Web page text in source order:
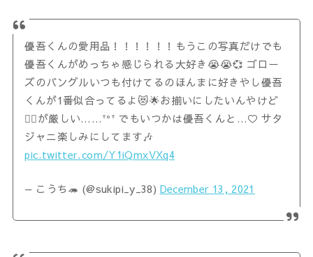
優吾くんの愛用品！！！！！！もうこの写真だけでも
優吾くんがめっちゃ感じられる大好き😭😭💞 ゴロー
ズのバングルいつも付けてるのほんまに好きやし優吾
くんが1番似合ってるよ😻🌟お揃いにしたいんやけど
👌🏻が厳しい……ᐪᐤᐪ でもいつかは優吾くんと…♡ サタ
ジャニ楽しみにしてます🎶
pic.twitter.com/Y1iQmxVXq4
— こうち🦔 (@sukipi_y_38) December 13, 2021